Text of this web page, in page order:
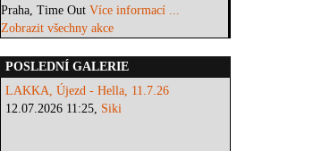
Praha, Time OutVíce informací ...
Zobrazit všechny akce
POSLEDNÍ GALERIE
LAKKA, Újezd - Hella, 11.7.26
12.07.2026 11:25, Siki